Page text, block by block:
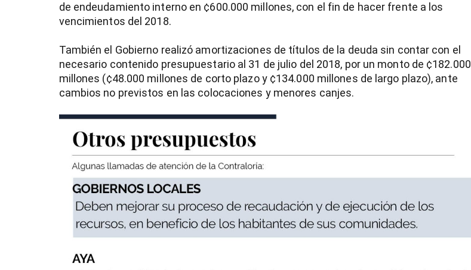
de endeudamiento interno en ¢600.000 millones, con el fin de hacer frente a los
vencimientos del 2018.
También el Gobierno realizó amortizaciones de títulos de la deuda sin contar con el
necesario contenido presupuestario al 31 de julio del 2018, por un monto de ¢182.000
millones (¢48.000 millones de corto plazo y ¢134.000 millones de largo plazo), ante
cambios no previstos en las colocaciones y menores canjes.